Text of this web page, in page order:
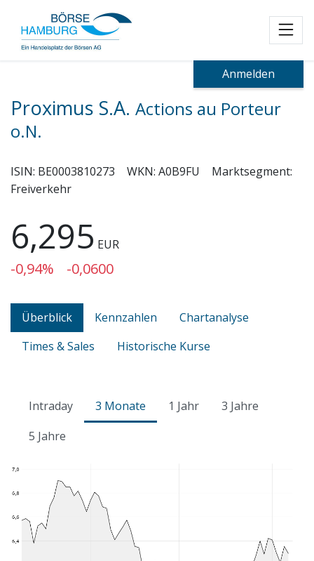
Anmelden
Proximus S.A. Actions au Porteur
o.N.
ISIN: BE0003810273 WKN: A0B9FU
Marktsegment:
Freiverkehr
6,295 EUR
-0,94% -0,0600
Überblick Kennzahlen
Chartanalyse
Times & Sales
Historische Kurse
Intraday 3 Monate 1 Jahr
3 Jahre
5 Jahre